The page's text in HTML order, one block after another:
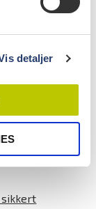
detaljer
sikkert